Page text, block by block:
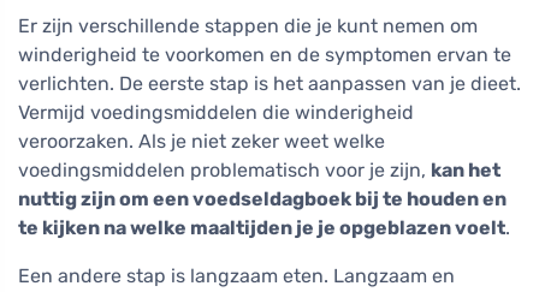
Er zijn verschillende stappen die je kunt nemen om
winderigheid te voorkomen en de symptomen ervan te
verlichten. De eerste stap is het aanpassen van je dieet.
Vermijd voedingsmiddelen die winderigheid
veroorzaken. Als je niet zeker weet welke
voedingsmiddelen problematisch voor je zijn, kan het
nuttig zijn om een voedseldagboek bij te houden en
te kijken na welke maaltijden je je opgeblazen voelt.
Een andere stap is langzaam eten. Langzaam en